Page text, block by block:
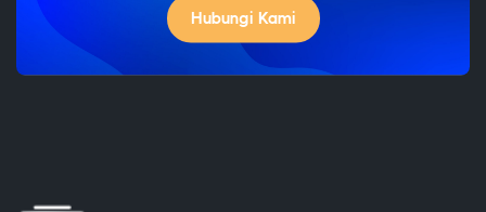
Hubungi Kami